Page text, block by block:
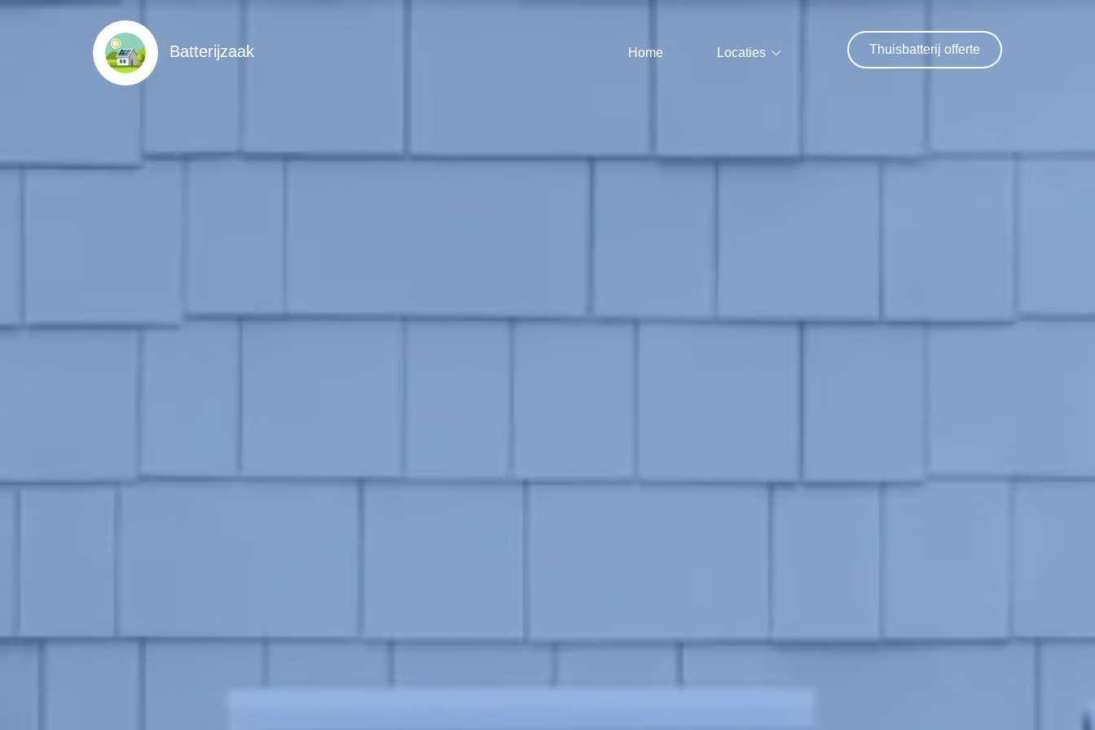
Batterijzaak Home Locaties Thuisbatterij offerte